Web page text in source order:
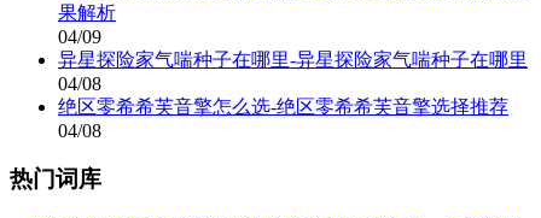
果解析
04/09
异星探险家气喘种子在哪里-异星探险家气喘种子在哪里
04/08
绝区零希希芙音擎怎么选-绝区零希希芙音擎选择推荐
04/08
热门词库